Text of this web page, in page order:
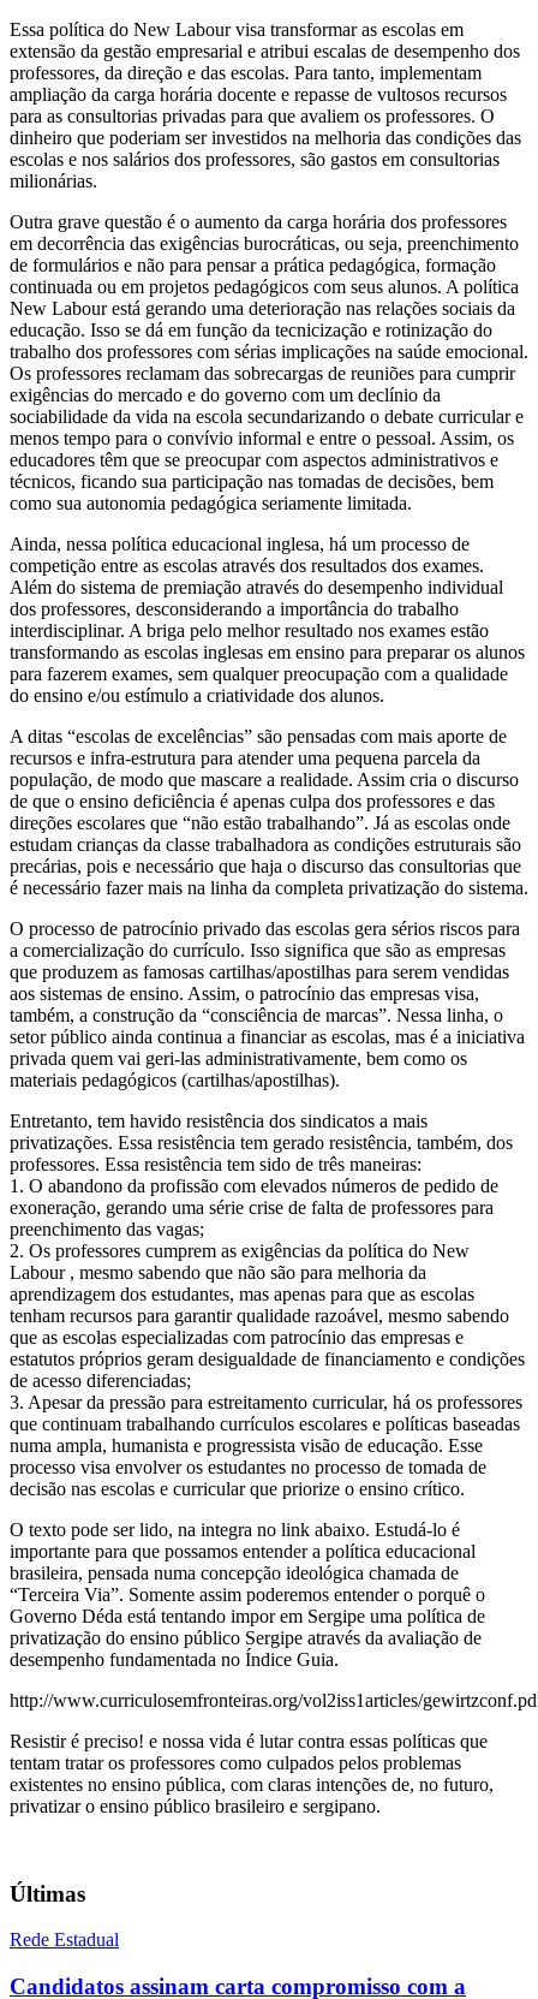
Essa política do New Labour visa transformar as escolas em
extensão da gestão empresarial e atribui escalas de desempenho dos
professores, da direção e das escolas. Para tanto, implementam
ampliação da carga horária docente e repasse de vultosos recursos
para as consultorias privadas para que avaliem os professores. O
dinheiro que poderiam ser investidos na melhoria das condições das
escolas e nos salários dos professores, são gastos em consultorias
milionárias.
Outra grave questão é o aumento da carga horária dos professores
em decorrência das exigências burocráticas, ou seja, preenchimento
de formulários e não para pensar a prática pedagógica, formação
continuada ou em projetos pedagógicos com seus alunos. A política
New Labour está gerando uma deterioração nas relações sociais da
educação. Isso se dá em função da tecnicização e rotinização do
trabalho dos professores com sérias implicações na saúde emocional.
Os professores reclamam das sobrecargas de reuniões para cumprir
exigências do mercado e do governo com um declínio da
sociabilidade da vida na escola secundarizando o debate curricular e
menos tempo para o convívio informal e entre o pessoal. Assim, os
educadores têm que se preocupar com aspectos administrativos e
técnicos, ficando sua participação nas tomadas de decisões, bem
como sua autonomia pedagógica seriamente limitada.
Ainda, nessa política educacional inglesa, há um processo de
competição entre as escolas através dos resultados dos exames.
Além do sistema de premiação através do desempenho individual
dos professores, desconsiderando a importância do trabalho
interdisciplinar. A briga pelo melhor resultado nos exames estão
transformando as escolas inglesas em ensino para preparar os alunos
para fazerem exames, sem qualquer preocupação com a qualidade
do ensino e/ou estímulo a criatividade dos alunos.
A ditas “escolas de excelências” são pensadas com mais aporte de
recursos e infra-estrutura para atender uma pequena parcela da
população, de modo que mascare a realidade. Assim cria o discurso
de que o ensino deficiência é apenas culpa dos professores e das
direções escolares que “não estão trabalhando”. Já as escolas onde
estudam crianças da classe trabalhadora as condições estruturais são
precárias, pois e necessário que haja o discurso das consultorias que
é necessário fazer mais na linha da completa privatização do sistema.
O processo de patrocínio privado das escolas gera sérios riscos para
a comercialização do currículo. Isso significa que são as empresas
que produzem as famosas cartilhas/apostilhas para serem vendidas
aos sistemas de ensino. Assim, o patrocínio das empresas visa,
também, a construção da “consciência de marcas”. Nessa linha, o
setor público ainda continua a financiar as escolas, mas é a iniciativa
privada quem vai geri-las administrativamente, bem como os
materiais pedagógicos (cartilhas/apostilhas).
Entretanto, tem havido resistência dos sindicatos a mais
privatizações. Essa resistência tem gerado resistência, também, dos
professores. Essa resistência tem sido de três maneiras:
1. O abandono da profissão com elevados números de pedido de
exoneração, gerando uma série crise de falta de professores para
preenchimento das vagas;
2. Os professores cumprem as exigências da política do New
Labour , mesmo sabendo que não são para melhoria da
aprendizagem dos estudantes, mas apenas para que as escolas
tenham recursos para garantir qualidade razoável, mesmo sabendo
que as escolas especializadas com patrocínio das empresas e
estatutos próprios geram desigualdade de financiamento e condições
de acesso diferenciadas;
3. Apesar da pressão para estreitamento curricular, há os professores
que continuam trabalhando currículos escolares e políticas baseadas
numa ampla, humanista e progressista visão de educação. Esse
processo visa envolver os estudantes no processo de tomada de
decisão nas escolas e curricular que priorize o ensino crítico.
O texto pode ser lido, na integra no link abaixo. Estudá-lo é
importante para que possamos entender a política educacional
brasileira, pensada numa concepção ideológica chamada de
“Terceira Via”. Somente assim poderemos entender o porquê o
Governo Déda está tentando impor em Sergipe uma política de
privatização do ensino público Sergipe através da avaliação de
desempenho fundamentada no Índice Guia.
http://www.curriculosemfronteiras.org/vol2iss1articles/
Resistir é preciso! e nossa vida é lutar contra essas políticas que
tentam tratar os professores como culpados pelos problemas
existentes no ensino pública, com claras intenções de, no futuro,
privatizar o ensino público brasileiro e sergipano.
Últimas
Rede Estadual
Candidatos assinam carta compromisso com a